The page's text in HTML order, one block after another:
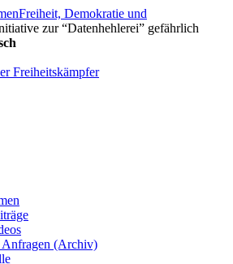
Freiheit, Demokratie und
zur “Datenhehlerei” gefährlich
Anfragen (Archiv)